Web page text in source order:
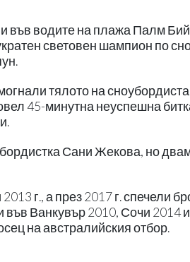
във водите на плажа Палм
световен шампион по
тялото на
45-минутна неуспешна
Сани Жекова, но
г., а през 2017 г. спечели
във Ванкувър 2010, Сочи 2014 и
на австралийския отбор.